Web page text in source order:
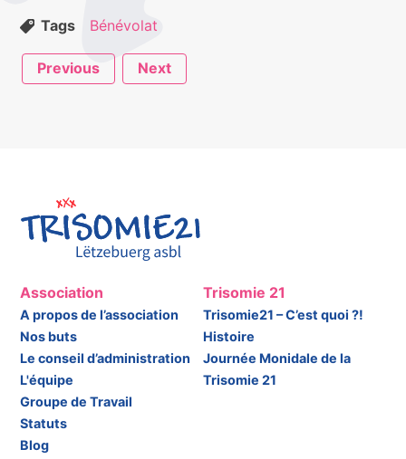
Tags Bénévolat
Previous Next
Association
A propos de l’association
Nos buts
Le conseil d’administration
L'équipe
Groupe de Travail
Statuts
Blog
Trisomie 21
Trisomie21 – C’est quoi ?!
Histoire
Journée Monidale de la
Trisomie 21